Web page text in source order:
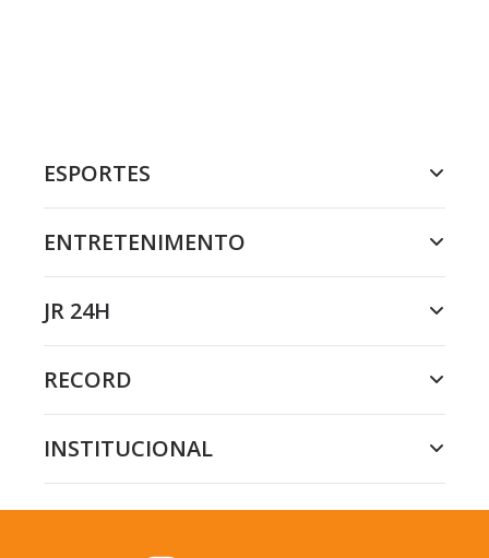
ESPORTES
ENTRETENIMENTO
JR 24H
RECORD
INSTITUCIONAL